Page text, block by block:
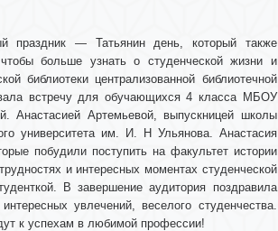
праздник — Татьянин день, который также
больше узнать о студенческой жизни и
библиотеки централизованной библиотечной
встречу для обучающихся 4 класса МБОУ
Анастасией Артемьевой, выпускницей школы
университета им. И. Н Ульянова. Анастасия
побудили поступить на факультет истории
и интересных моментах студенческой
В завершение аудитория поздравила
увлечений, веселого студенчества.
к успехам в любимой профессии!